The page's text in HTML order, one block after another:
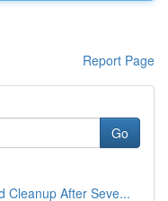
Report Page
Go
Cleanup After Seve...